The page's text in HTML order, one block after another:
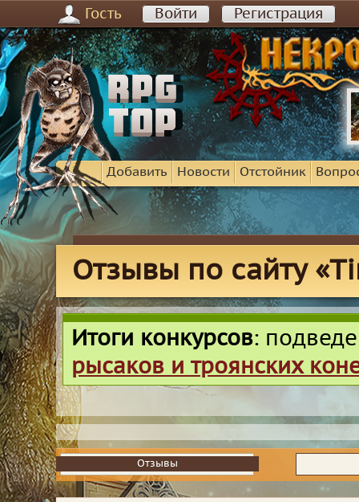
Гость Войти Регистрация
Добавить Новости Отстойник
Отзывы по сайту
Итоги конкурсов:
рысаков и троянских
Отзывы
Отзывы